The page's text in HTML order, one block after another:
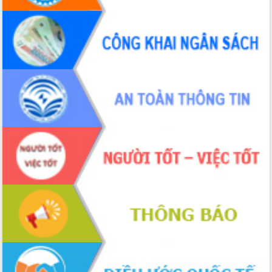
Hội thảo khoa học “Giải pháp thúc đẩy
phát triển nền kinh tế xanh tại tỉnh
Đắk Lắk”
Tăng cường giám sát, đôn đốc thực
hiện nhiệm vụ quản lý tài sản công
hàng tuần
Tháo gỡ những vướng mắc, đẩy mạnh
công tác cải cách thủ tục hành chính
tại Trung tâm Phục vụ hành chính
công tỉnh
Đắk Lắk: Tôn vinh 46 giải pháp tại Hội
thi Sáng tạo Kỹ thuật 2024 - 2025
Đắk Lắk rà soát, điều chỉnh Đề án 190
về phát triển nuôi trồng thủy sản
Phó Chủ tịch UBND tỉnh Đắk Lắk
Trương Công Thái kiểm tra thực địa
Dự án cao tốc Khánh Hòa - Buôn Ma
Thuột
Định vị cà phê Việt Nam như một “di
sản sống” trong dòng chảy toàn cầu